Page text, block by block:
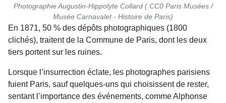
Photographie Augustin-Hippolyte Collard ( CC0 Paris Musées /
Musée Carnavalet - Histoire de Paris)
En 1871, 50 % des dépôts photographiques (1800
clichés), traitent de la Commune de Paris, dont les deux
tiers portent sur les ruines.
Lorsque l’insurrection éclate, les photographes parisiens
fuient Paris, sauf quelques-uns qui choisissent de rester,
sentant l’importance des événements, comme Alphonse